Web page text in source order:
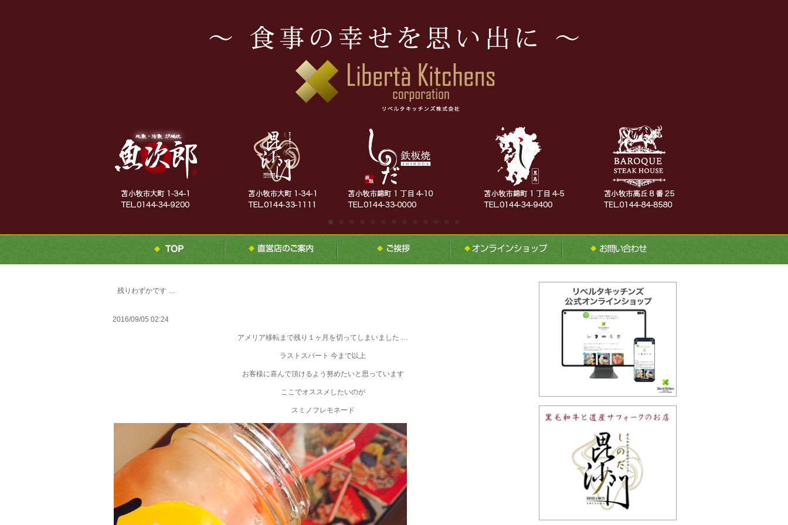
残りわずかです …
2016/09/05 02:24
アメリア移転まで残り１ヶ月を切ってしまいました …
ラストスパート 今まで以上
お客様に喜んで頂けるよう努めたいと思っています
ここでオススメしたいのが
スミノフレモネード